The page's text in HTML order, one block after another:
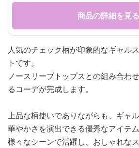
商品の詳細を見る
人気のチェック柄が印象的なギャル
トです。
ノースリーブトップスとの組み合わ
るコーデが完成します。
上品な柄使いでありながらも、ギャ
華やかさを演出できる優秀なアイテム
様々なシーンで活躍し、おしゃれな